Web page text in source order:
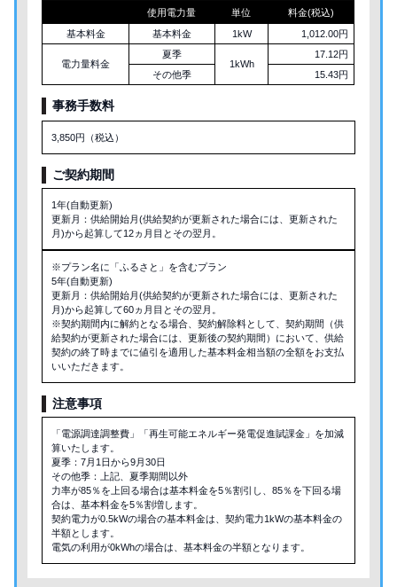
使用電力量 単位
料金(税込)
基本料金
基本料金 1kW 1,012.00円
電力量料金
夏季
1kWh
17.12円
その他季
15.43円
事務手数料
3,850円（税込）
ご契約期間
1年(自動更新)
更新月：供給開始月(供給契約が更新された場合には、更新された
月)から起算して12ヵ月目とその翌月。
※プラン名に「ふるさと」を含むプラン
5年(自動更新)
更新月：供給開始月(供給契約が更新された場合には、更新された
月)から起算して60ヵ月目とその翌月。
※契約期間内に解約となる場合、契約解除料として、契約期間（供
給契約が更新された場合には、更新後の契約期間）において、供給
契約の終了時までに値引を適用した基本料金相当額の全額をお支払
いいただきます。
注意事項
「電源調達調整費」「再生可能エネルギー発電促進賦課金」を加減
算いたします。
夏季：7月1日から9月30日
その他季：上記、夏季期間以外
力率が85％を上回る場合は基本料金を5％割引し、85％を下回る場
合は、基本料金を5％割増します。
契約電力が0.5kWの場合の基本料金は、契約電力1kWの基本料金の
半額とします。
電気の利用が0kWhの場合は、基本料金の半額となります。